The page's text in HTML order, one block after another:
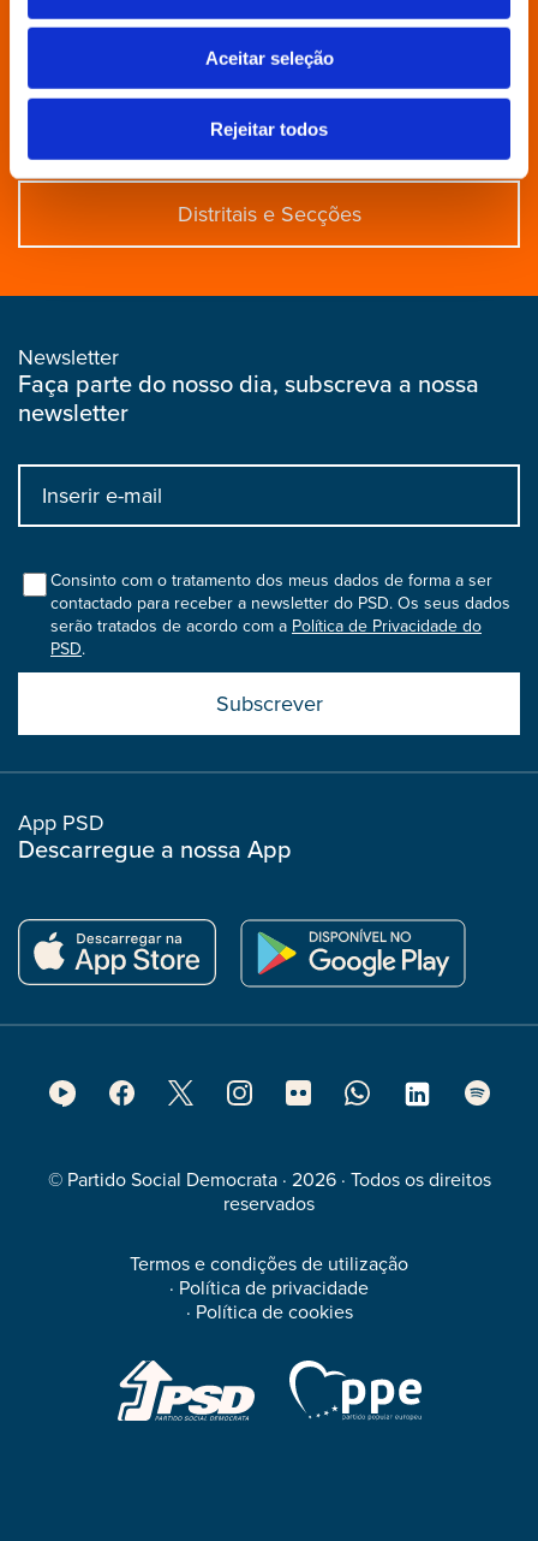
Aceitar seleção
Rejeitar todos
Contactos
Aderir
Distritais e Secções
Newsletter
Faça parte do nosso dia, subscreva a nossa
newsletter
Input
bootstrap
colConsinto com o tratamento dos meus dados de forma a ser
contactado para receber a newsletter do PSD. Os seus dados
serão tratados de acordo com a Política de Privacidade do
PSD.
boostrap
col
App PSD
Descarregue a nossa App
© Partido Social Democrata · 2026 · Todos os direitos
reservados
Termos e condições de utilização
· Política de privacidade
· Política de cookies
Footer
Media